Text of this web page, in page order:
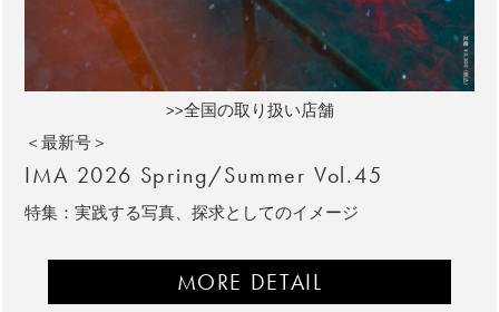
>>全国の取り扱い店舗
＜最新号＞
IMA 2026 Spring/Summer Vol.45
特集：実践する写真、探求としてのイメージ
MORE DETAIL